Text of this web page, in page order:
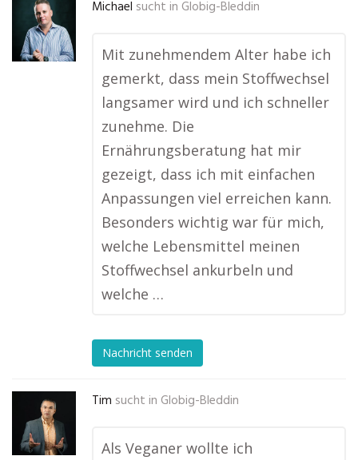
Michael sucht in Globig-Bleddin
Mit zunehmendem Alter habe ich
gemerkt, dass mein Stoffwechsel
langsamer wird und ich schneller
zunehme. Die
Ernährungsberatung hat mir
gezeigt, dass ich mit einfachen
Anpassungen viel erreichen kann.
Besonders wichtig war für mich,
welche Lebensmittel meinen
Stoffwechsel ankurbeln und
welche …
Nachricht senden
Tim sucht in Globig-Bleddin
Als Veganer wollte ich